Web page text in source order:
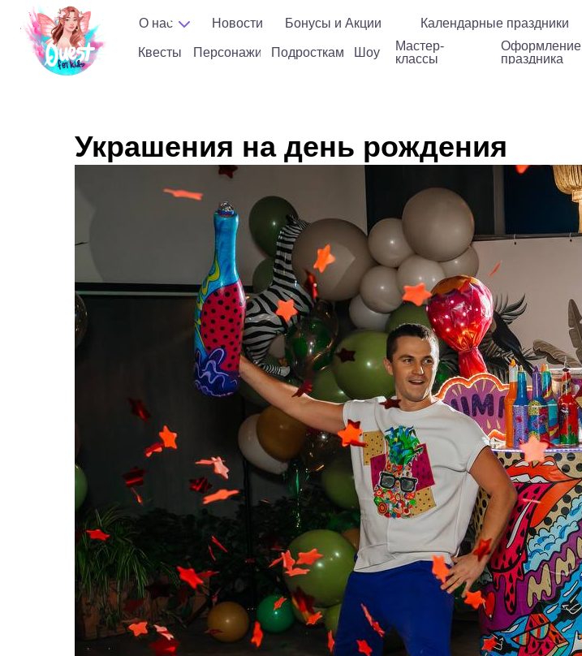
Квесты Персонажи Подросткам Шоу
Мастер-
классы
Оформление
праздника
Новости
О нас Календарные праздники
Бонусы и Акции
Квесты Персонажи Подросткам Шоу
Мастер-
классы
Оформление
праздника
Украшения на день рождения